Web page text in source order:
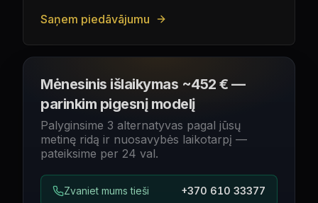
Saņem piedāvājumu
Mėnesinis išlaikymas ~452 € —
parinkim pigesnį modelį
Palyginsime 3 alternatyvas pagal jūsų
metinę ridą ir nuosavybės laikotarpį —
pateiksime per 24 val.
Zvaniet mums tieši +370 610 33377